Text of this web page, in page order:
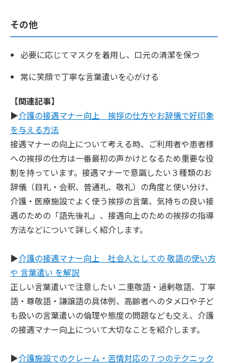
その他
必要に応じてマスクを着用し、口元の清潔を保つ
常に笑顔で丁寧な言葉遣いを心がける
【関連記事】
▶︎介護の接遇マナー向上 挨拶の仕方やお辞儀で好印象
を与える方法
接遇マナーの向上について考える時、ご利用者や患者様
への挨拶の仕方は一番最初の声かけとなるため重要な役
割を持っています。接遇マナーで意識したい３種類のお
辞儀（目礼・会釈、普通礼、敬礼）の角度と使い分け、
介護・医療施設でよく使う挨拶の言葉、気持ちの良い接
遇のための「語先後礼」、接遇向上のための挨拶の指導
方法などについて詳しく紹介します。
▶︎介護の接遇マナー向上 社会人としての 敬語の使い方
や 言葉遣い を解説
正しい言葉遣いで注意したい 二重敬語・過剰敬語、丁寧
語・尊敬語・謙譲語の具体例、高齢者へのタメ口や子ど
も扱いの言葉遣いの倫理や態度の問題なども交え、介護
の接遇マナー向上について大切なことを紹介します。
▶︎介護施設でのクレーム・苦情対応の７つのテクニック